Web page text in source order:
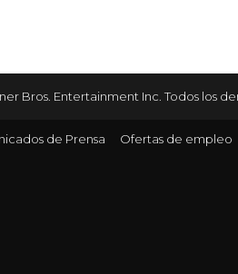
Bros. Entertainment Inc. Todos los
de Prensa Ofertas de empleo